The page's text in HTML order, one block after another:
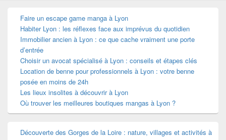
Faire un escape game manga à Lyon
Habiter Lyon : les réflexes face aux imprévus du quotidien
Immobilier ancien à Lyon : ce que cache vraiment une porte
d’entrée
Choisir un avocat spécialisé à Lyon : conseils et étapes clés
Location de benne pour professionnels à Lyon : votre benne
posée en moins de 24h
Les lieux insolites à découvrir à Lyon
Où trouver les meilleures boutiques mangas à Lyon ?
Découverte des Gorges de la Loire : nature, villages et activités à